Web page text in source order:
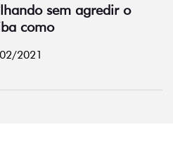
sem agredir o
como
2021